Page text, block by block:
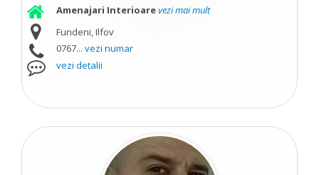
Amenajari Interioarevezi mai mult
Fundeni, Ilfov
0767... vezi numar
vezi detalii